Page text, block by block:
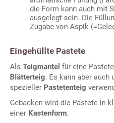
die Form kann auch mit
ausgelegt sein. Die
Zugabe von Aspik
Eingehüllte Pastete
Als Teigmantel für eine
Blätterteig. Es kann aber auch
spezieller Pastetenteig
Gebacken wird die Pastete in
einer Kastenform.